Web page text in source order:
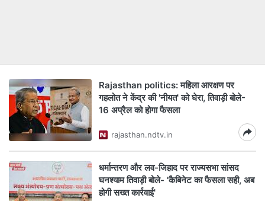
Rajasthan politics: महिला आरक्षण पर
गहलोत ने केंद्र की 'नीयत' को घेरा, तिवाड़ी बोले-
16 अप्रैल को होगा फैसला
rajasthan.ndtv.in
धर्मान्तरण और लव-जिहाद पर राज्यसभा सांसद
घनश्याम तिवाड़ी बोले- 'कैबिनेट का फैसला सही, अब
होगी सख्त कार्रवाई'